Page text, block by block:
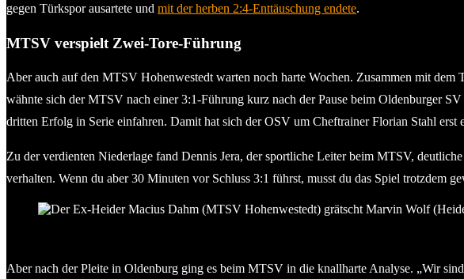
gegen Türkspor ausartete und mit der herben 2:4-Enttäuschung endete.
MTSV verspielt Zwei-Tore-Führung
Aber auch auf den MTSV Hohenwestedt warten noch harte Wochen. Zusammen mit
wähnte sich der MTSV nach einer 3:1-Führung kurz nach der Pause beim Oldenburger SV
dritten Erfolg in Serie einfahren. Damit hat sich der OSV um Cheftrainer Florian Stahl erst
Zu der verdienten Niederlage fand Dennis Jera, der sportliche Leiter beim MTSV,
verhalten. Wenn du aber 30 Minuten vor Schluss 3:1 führst, musst du das Spiel trotzdem
Aber nach der Pleite in Oldenburg ging es beim MTSV in die knallharte Analyse. „Wir